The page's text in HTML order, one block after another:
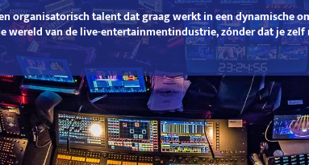
organisatorisch talent dat graag werkt in een dynamische
wereld van de live-entertainmentindustrie, zónder dat je